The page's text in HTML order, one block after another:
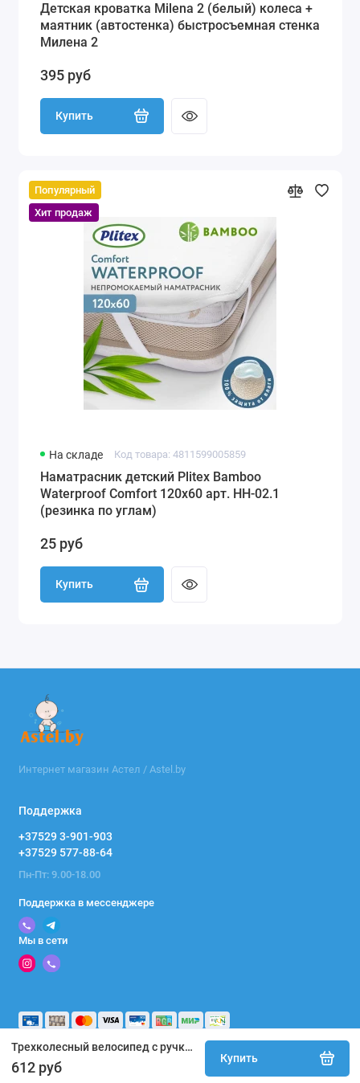
Трехколесный велосипед с ручкой Pituso Leve Pro / T8 Plus-Black (черный) 2026
612 руб
Купить
Детская кроватка Milena 2 (белый) колеса +
маятник (автостенка) быстросъемная стенка
Милена 2
395 руб
Купить
Популярный
Хит продаж
На складе Код товара: 4811599005859
Наматрасник детский Plitex Bamboo
Waterproof Comfort 120х60 арт. НН-02.1
(резинка по углам)
25 руб
Купить
Интернет магазин Астел / Astel.by
Поддержка
+37529 3-901-903
+37529 577-88-64
Пн-Пт: 9.00-18.00
Поддержка в мессенджере
Мы в сети